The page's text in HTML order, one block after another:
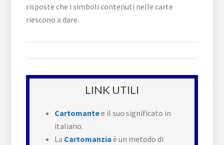
risposte che i simboli contenuti nelle carte
riescono a dare.
LINK UTILI
Cartomantee il suo significato in
italiano.
La Cartomanzia è un metodo di